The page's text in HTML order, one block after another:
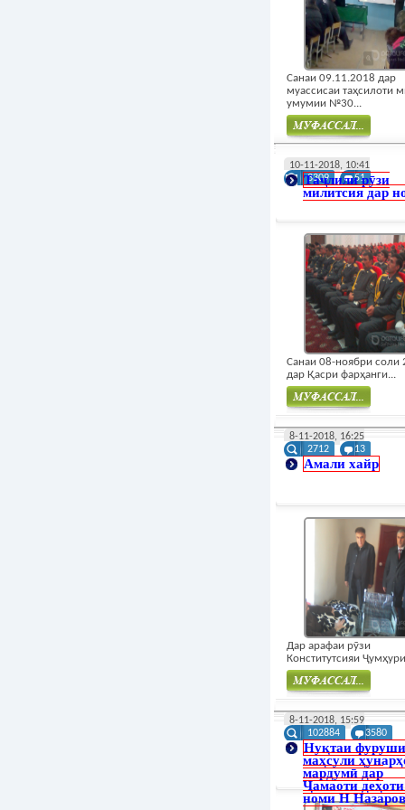
Санаи 09.11.2018 дар
муассисаи таҳсилоти
умумии №30...
10-11-2018, 10:41
3309
51
Таҷлили рӯзи
милитсия дар
Санаи 08-ноябри соли
дар Қасри фарҳанги...
Муфасал
8-11-2018, 16:25
2712
13
Амали хайр
Дар арафаи рӯзи
Конститутсияи
Муфасал
8-11-2018, 15:59
102884
3580
Нуқтаи фуруши
маҳсули
мардумӣ дар
Ҷамаоти
номи Н Назаров